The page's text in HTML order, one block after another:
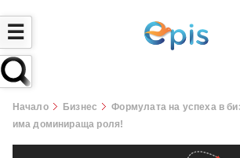
☰
Начало Бизнес
Формулата на успеха в
има доминираща роля!